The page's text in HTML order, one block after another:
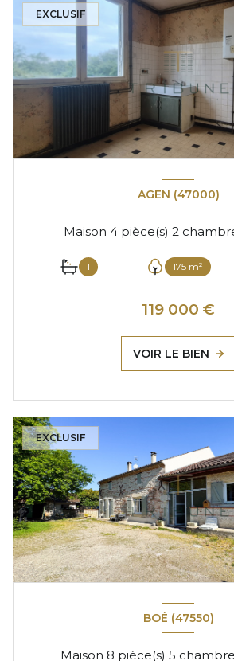
EXCLUSIF
AGEN (47000)
1 175 m²
119 000 €
VOIR LE BIEN
EXCLUSIF
BOÉ (47550)